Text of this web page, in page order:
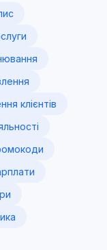
клієнтів